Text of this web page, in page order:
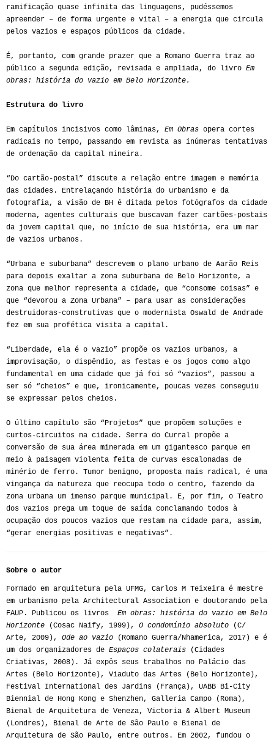
ramificação quase infinita das linguagens, pudéssemos
apreender – de forma urgente e vital – a energia que circula
pelos vazios e espaços públicos da cidade.
É, portanto, com grande prazer que a Romano Guerra traz ao
público a segunda edição, revisada e ampliada, do livro Em
obras: história do vazio em Belo Horizonte.
Estrutura do livro
Em capítulos incisivos como lâminas, Em Obras opera cortes
radicais no tempo, passando em revista as inúmeras tentativas
de ordenação da capital mineira.
“Do cartão-postal” discute a relação entre imagem e memória
das cidades. Entrelaçando história do urbanismo e da
fotografia, a visão de BH é ditada pelos fotógrafos da cidade
moderna, agentes culturais que buscavam fazer cartões-postais
da jovem capital que, no início de sua história, era um mar
de vazios urbanos.
“Urbana e suburbana” descrevem o plano urbano de Aarão Reis
para depois exaltar a zona suburbana de Belo Horizonte, a
zona que melhor representa a cidade, que “consome coisas” e
que “devorou a Zona Urbana” – para usar as considerações
destruidoras-construtivas que o modernista Oswald de Andrade
fez em sua profética visita a capital.
“Liberdade, ela é o vazio” propõe os vazios urbanos, a
improvisação, o dispêndio, as festas e os jogos como algo
fundamental em uma cidade que já foi só “vazios”, passou a
ser só “cheios” e que, ironicamente, poucas vezes conseguiu
se expressar pelos cheios.
O último capítulo são “Projetos” que propõem soluções e
curtos-circuitos na cidade. Serra do Curral propõe a
conversão de sua área minerada em um gigantesco parque em
meio à paisagem violenta feita de curvas escalonadas de
minério de ferro. Tumor benigno, proposta mais radical, é uma
vingança da natureza que reocupa todo o centro, fazendo da
zona urbana um imenso parque municipal. E, por fim, o Teatro
dos vazios prega um toque de saída conclamando todos à
ocupação dos poucos vazios que restam na cidade para, assim,
“gerar energias positivas e negativas”.
Sobre o autor
Formado em arquitetura pela UFMG, Carlos M Teixeira é mestre
em urbanismo pela Architectural Association e doutorando pela
FAUP. Publicou os livros Em obras: história do vazio em Belo
Horizonte (Cosac Naify, 1999), O condomínio absoluto (C/
Arte, 2009), Ode ao vazio (Romano Guerra/Nhamerica, 2017) e é
um dos organizadores de Espaços colaterais (Cidades
Criativas, 2008). Já expôs seus trabalhos no Palácio das
Artes (Belo Horizonte), Viaduto das Artes (Belo Horizonte),
Festival International des Jardins (França), UABB Bi-City
Biennial de Hong Kong e Shenzhen, Galleria Campo (Roma),
Bienal de Arquitetura de Veneza, Victoria & Albert Museum
(Londres), Bienal de Arte de São Paulo e Bienal de
Arquitetura de São Paulo, entre outros. Em 2002, fundou o